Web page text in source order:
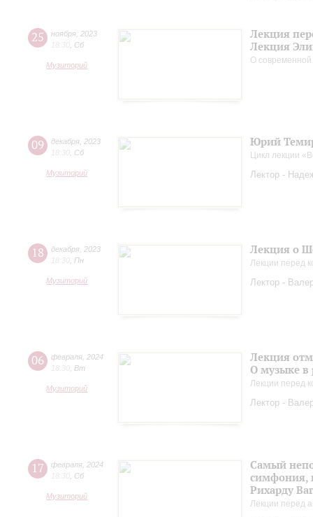
25 ноября 2023
18:30 Сб
Музиторий
Лекция
Лекция
О
09 декабря 2023
18:30 Сб
Музиторий
Юрий
Цикл лекции
Лектор -
18 декабря 2023
18:30 Пн
Музиторий
Лекция о
Лекции перед
Лектор -
06 февраля 2024
18:30 Вт
Музиторий
Лекция
О музыке в
Лекции перед
Лектор -
17 февраля 2024
18:30 Сб
Музиторий
Самый
симфония,
Рихарду
Лекции перед